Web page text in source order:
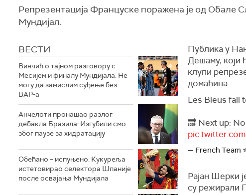
Репрезентација Француске поражена је од Обале
Мундијал.
ВЕСТИ
Винчић о тајном разговору с
Месијем и финалу Мундијала: Не
могу да замислим суђење без
ВАР-а
Анчелоти пронашао разлог
дебакла Бразила: Изгубили смо
због паузе за хидратацију
Обећано – испуњено: Кукуреља
истетовирао селектора Шпаније
после освајања Мундијала
Публика у
Дешаму, који
клупи
домаћина.
Les Bleus fall
🔜 Next up:
— French Team
Рајан Шерки
су режирали